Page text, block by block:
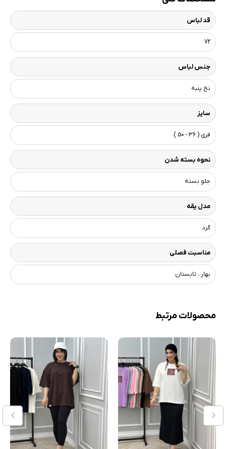
قد لباس
72
جنس لباس
نخ پنبه
سایز
فری ( 36 - 50 )
نحوه بسته شدن
جلو بسته
مدل یقه
گرد
مناسبت فصلی
بهار ، تابستان
محصولات مرتبط